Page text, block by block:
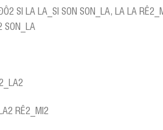
SI LA LA_SI SON SON_LA, LA LA
SON_LA
RÊ2_MI2